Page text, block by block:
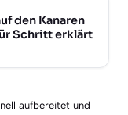
den Kanaren
Schritt erklärt
aufbereitet und